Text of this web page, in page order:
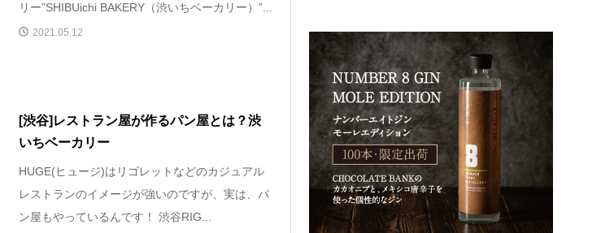
リー”SHIBUichi BAKERY（渋いちベーカリー）”...
2021.05.12
[渋谷]レストラン屋が作るパン屋とは？渋
いちベーカリー
HUGE(ヒュージ)はリゴレットなどのカジュアル
レストランのイメージが強いのですが、実は、パ
ン屋もやっているんです！ 渋谷RIG...